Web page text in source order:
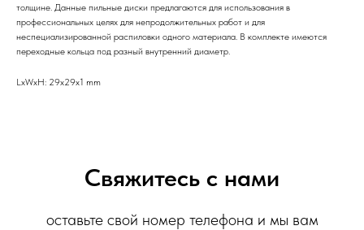
толщине. Данные пильные диски предлагаются для использования в
профессиональных целях для непродолжительных работ и для
неспециализированной распиловки одного материала. В комплекте имеются
переходные кольца под разный внутренний диаметр.
LxWxH: 29x29x1 mm
Свяжитесь с нами
оставьте свой номер телефона и мы вам